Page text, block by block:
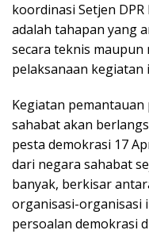
koordinasi Setjen
adalah tahapan yang
secara teknis
pelaksanaan kegiatan
Kegiatan
sahabat akan
pesta demokrasi 17
dari negara sahabat
banyak, berkisar
organisasi-organisasi
persoalan demokrasi